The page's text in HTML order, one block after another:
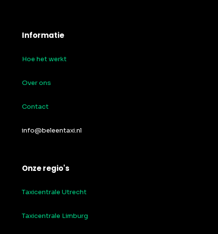
Informatie
Hoe het werkt
Over ons
Contact
info@beleentaxi.nl
Onze regio's
Taxicentrale Utrecht
Taxicentrale Limburg